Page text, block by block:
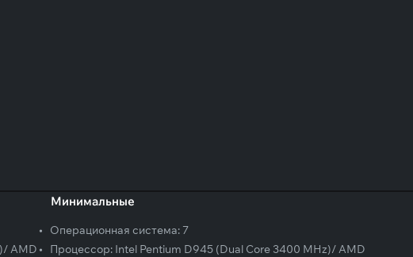
AMD
Минимальные
• Операционная система: 7
•
Процессор: Intel Pentium D945 (Dual Core 3400 MHz)/ AMD